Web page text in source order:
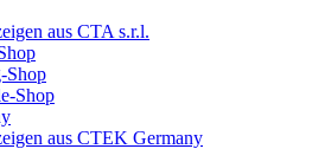
aus CTA s.r.l.
Shop
Shop
aus CTEK Germany